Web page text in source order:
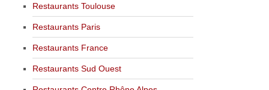
Restaurants Toulouse
Restaurants Paris
Restaurants France
Restaurants Sud Ouest